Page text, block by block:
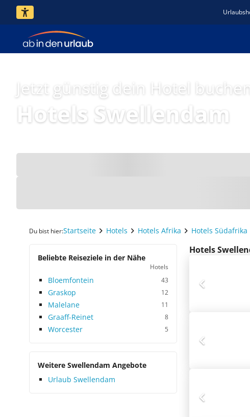
Jetzt günstig dein Hotel buchen!
Hotels Swellendam
Du bist hier:Startseite Hotels Hotels Afrika Hotels Südafrika
Beliebte Reiseziele in der Nähe
Hotels
Bloemfontein 43
Graskop 12
Malelane 11
Graaff-Reinet 8
Worcester 5
Weitere Swellendam Angebote
Urlaub Swellendam
Hotels